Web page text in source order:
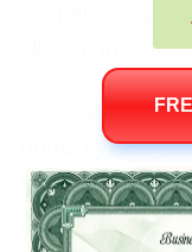
sygnalizuje
złożonym
Lider w erze
–
obraz cyklu
łączyć różne
W odróżnieniu